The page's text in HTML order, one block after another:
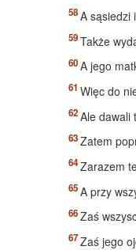
A sąsiedzi
Także
A jego
Więc do
Ale dawali
Zatem
Zarazem
A przy
Zaś
Zaś jego